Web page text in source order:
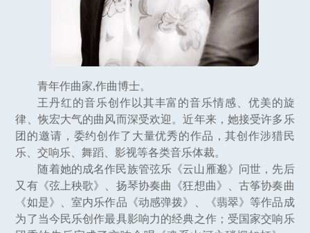
青年作曲家,作曲博士。
王丹红的音乐创作以其丰富的音乐情感、优美的旋
律、恢宏大气的曲风而深受欢迎。近年来，她接受许多乐
团的邀请，委约创作了大量优秀的作品，其创作涉猎民
乐、交响乐、舞蹈、影视等各类音乐体裁。
随着她的成名作民族管弦乐《云山雁邈》问世，先后
又有《弦上秧歌》、扬琴协奏曲《狂想曲》、古筝协奏曲
《如是》、室内乐作品《动感弹拨》、《翡翠》等作品成
为了当今民乐创作最具影响力的经典之作；受国家交响乐